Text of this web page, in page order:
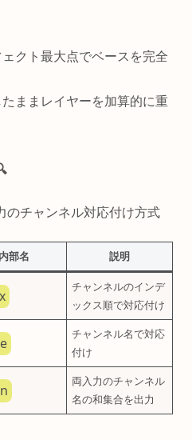
クト最大点でベースを完全
ままレイヤーを加算的に重
のチャンネル対応付け方式
内部名 説明
チャンネルのインデ
ックス順で対応付け
チャンネル名で対応
付け
両入力のチャンネル
名の和集合を出力